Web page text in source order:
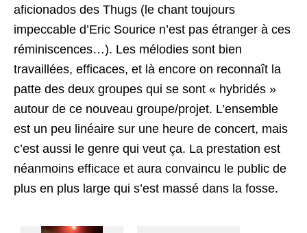
aficionados des Thugs (le chant toujours
impeccable d’Eric Sourice n’est pas étranger à ces
réminiscences…). Les mélodies sont bien
travaillées, efficaces, et là encore on reconnaît la
patte des deux groupes qui se sont « hybridés »
autour de ce nouveau groupe/projet. L’ensemble
est un peu linéaire sur une heure de concert, mais
c’est aussi le genre qui veut ça. La prestation est
néanmoins efficace et aura convaincu le public de
plus en plus large qui s’est massé dans la fosse.